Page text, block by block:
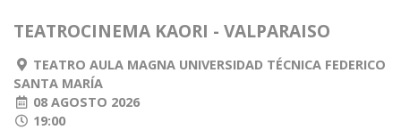
TEATROCINEMA KAORI - VALPARAISO
TEATRO AULA MAGNA UNIVERSIDAD TÉCNICA FEDERICO
SANTA MARÍA
08 AGOSTO 2026
19:00